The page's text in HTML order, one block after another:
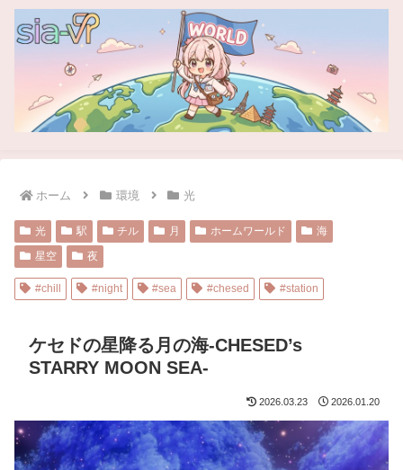
ホーム 環境 光
光 駅 チル 月 ホームワールド
海
星空
夜
#chill #night #sea #chesed #station
ケセドの星降る月の海-CHESED’s
STARRY MOON SEA-
2026.03.23 2026.01.20